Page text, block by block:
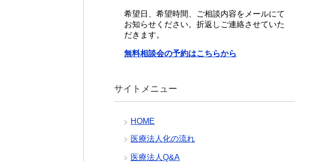
希望日、希望時間、ご相談内容をメールにて
お知らせください。折返しご連絡させていた
だきます。
無料相談会の予約はこちらから
サイトメニュー
HOME
医療法人化の流れ
医療法人Q&A